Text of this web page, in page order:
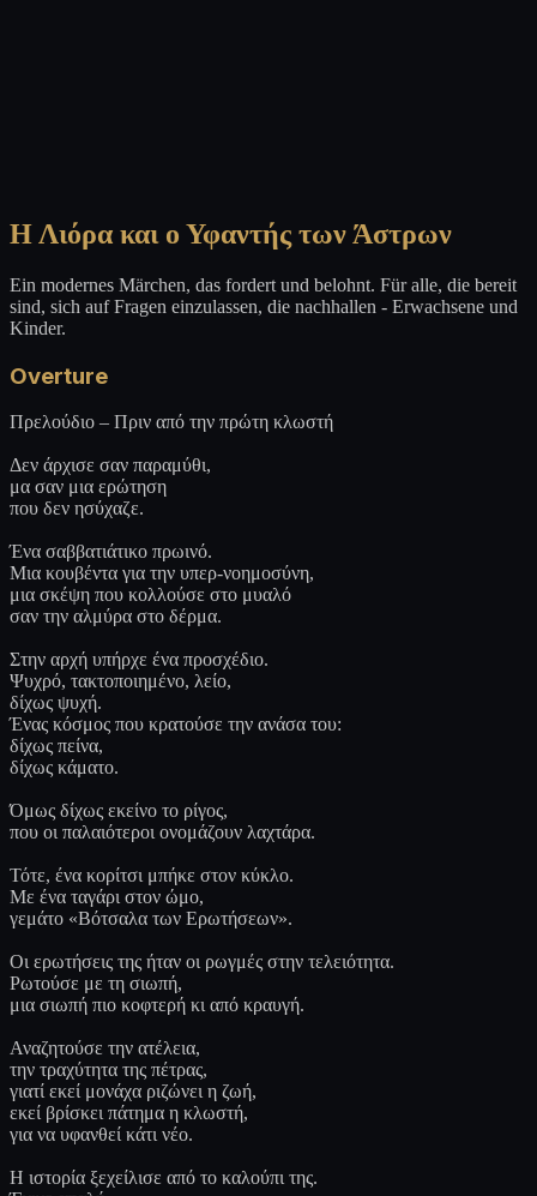
Η Λιόρα και ο Υφαντής των Άστρων
Ein modernes Märchen, das fordert und belohnt. Für alle, die bereit
sind, sich auf Fragen einzulassen, die nachhallen - Erwachsene und
Kinder.
Overture
Πρελούδιο – Πριν από την πρώτη κλωστή
Δεν άρχισε σαν παραμύθι,
μα σαν μια ερώτηση
που δεν ησύχαζε.
Ένα σαββατιάτικο πρωινό.
Μια κουβέντα για την υπερ-νοημοσύνη,
μια σκέψη που κολλούσε στο μυαλό
σαν την αλμύρα στο δέρμα.
Στην αρχή υπήρχε ένα προσχέδιο.
Ψυχρό, τακτοποιημένο, λείο,
δίχως ψυχή.
Ένας κόσμος που κρατούσε την ανάσα του:
δίχως πείνα,
δίχως κάματο.
Όμως δίχως εκείνο το ρίγος,
που οι παλαιότεροι ονομάζουν λαχτάρα.
Τότε, ένα κορίτσι μπήκε στον κύκλο.
Με ένα ταγάρι στον ώμο,
γεμάτο «Βότσαλα των Ερωτήσεων».
Οι ερωτήσεις της ήταν οι ρωγμές στην τελειότητα.
Ρωτούσε με τη σιωπή,
μια σιωπή πιο κοφτερή κι από κραυγή.
Αναζητούσε την ατέλεια,
την τραχύτητα της πέτρας,
γιατί εκεί μονάχα ριζώνει η ζωή,
εκεί βρίσκει πάτημα η κλωστή,
για να υφανθεί κάτι νέο.
Η ιστορία ξεχείλισε από το καλούπι της.